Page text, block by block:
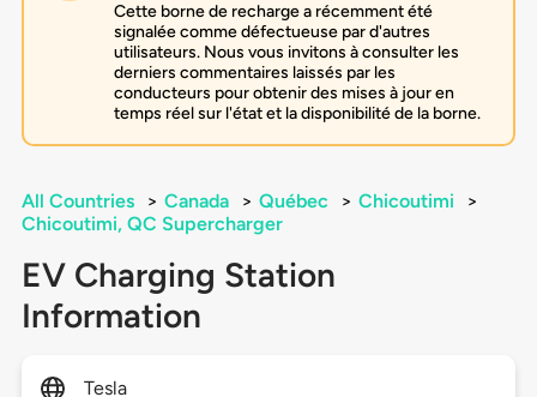
Cette borne de recharge a récemment été
signalée comme défectueuse par d'autres
utilisateurs. Nous vous invitons à consulter les
derniers commentaires laissés par les
conducteurs pour obtenir des mises à jour en
temps réel sur l'état et la disponibilité de la borne.
All Countries > Canada > Québec > Chicoutimi
>
Chicoutimi, QC Supercharger
EV Charging Station
Information
Tesla